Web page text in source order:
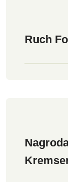
Ruch